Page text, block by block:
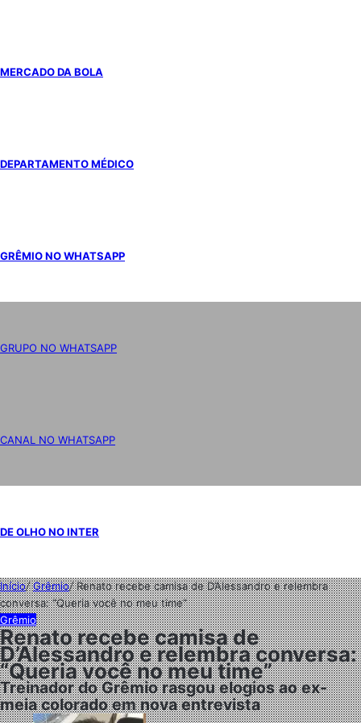
MERCADO DA BOLA
DEPARTAMENTO MÉDICO
GRÊMIO NO WHATSAPP
GRUPO NO WHATSAPP
CANAL NO WHATSAPP
DE OLHO NO INTER
Início/Grêmio/Renato recebe camisa de D’Alessandro e relembra
conversa: “Queria você no meu time”
Grêmio
Renato recebe camisa de
D’Alessandro e relembra conversa:
“Queria você no meu time”
Treinador do Grêmio rasgou elogios ao ex-
meia colorado em nova entrevista